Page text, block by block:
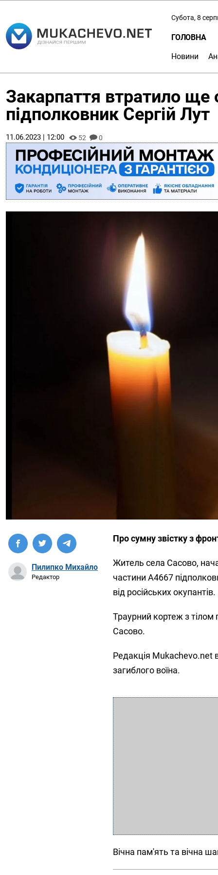
Субота, 8
ГОЛОВНА
Новини
Закарпаття втратило ще
підполковник Сергій Лут
11.06.2023 | 12:00 52 0
Пилипко Михайло
Редактор
Про сумну звістку з
Житель села Сасово,
частини А4667
від російських окупантів.
Траурний кортеж з тілом
Сасово.
Редакція Mukachevo.net
загиблого воїна.
Вічна пам'ять та вічна